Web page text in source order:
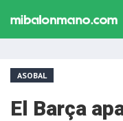
ASOBAL
El Barça